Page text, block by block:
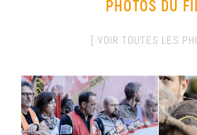
PHOTOS DU
[ VOIR TOUTES LES